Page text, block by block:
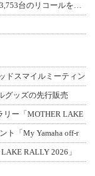
【トライアンフ】ボンネビル T100 など6車種計3,753台のリコールを発表
ドスマイルミーティン
グッズの先行販売
リー「MOTHER LAKE
ト「My Yamaha off-r
RALLY 2026」